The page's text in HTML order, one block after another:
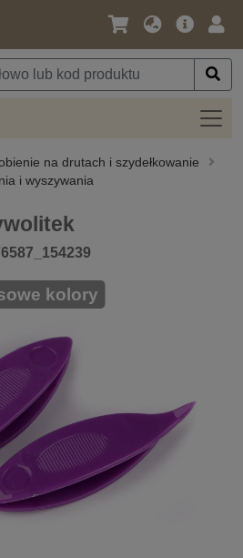
Język
Waluta
Oferta
na drutach i szydełkowanie
i wyszywania
kolory